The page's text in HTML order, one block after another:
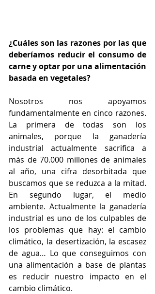
¿Cuáles son las razones por las que
deberíamos reducir el consumo de
carne y optar por una alimentación
basada en vegetales?
Nosotros nos apoyamos
fundamentalmente en cinco razones.
La primera de todas son los
animales, porque la ganadería
industrial actualmente sacrifica a
más de 70.000 millones de animales
al año, una cifra desorbitada que
buscamos que se reduzca a la mitad.
En segundo lugar, el medio
ambiente. Actualmente la ganadería
industrial es uno de los culpables de
los problemas que hay: el cambio
climático, la desertización, la escasez
de agua… Lo que conseguimos con
una alimentación a base de plantas
es reducir nuestro impacto en el
cambio climático.